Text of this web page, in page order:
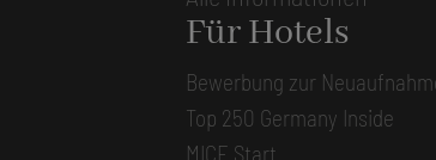
Für Hotels
Bewerbung zur
Top 250 Germany Inside
MICE Start